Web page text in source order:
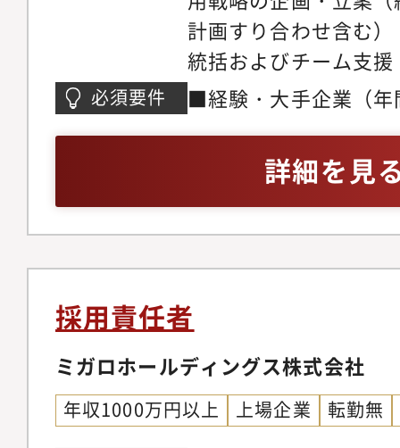
計画すり合わせ含む
統括およびチーム支
ントプールを活用し
画・導入・オウンド
た採用ブランディン
ポジションの採用リ
く採用プロセス改善
から実務まで一気通
結する採用を推進す
必須要件
■経験・大手企業（
上）・採用戦略の企
一気通貫で推進した
ための高いコミュニ
詳細を見
採用責任者
ミガロホールディングス株式会社
年収1000万円以上 上場企業 転勤無